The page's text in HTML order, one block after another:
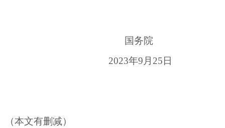
国务院
2023年9 月 25 日
（本文有删减）